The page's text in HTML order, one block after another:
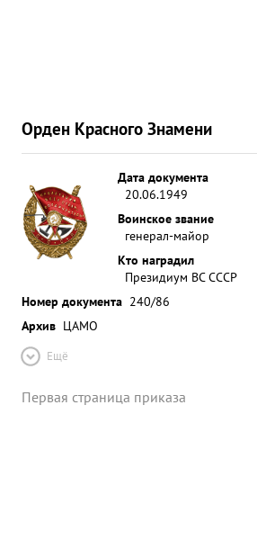
Орден Красного Знамени
Дата документа
20.06.1949
Воинское звание
генерал-майор
Кто наградил
Президиум ВС СССР
Номер документа 240/86
Архив ЦАМО
Ещё
Первая страница приказа